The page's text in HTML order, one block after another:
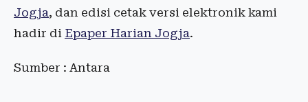
Jogja, dan edisi cetak versi elektronik kami
hadir di Epaper Harian Jogja.
Sumber : Antara